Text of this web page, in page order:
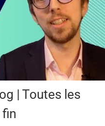
| Toutes les